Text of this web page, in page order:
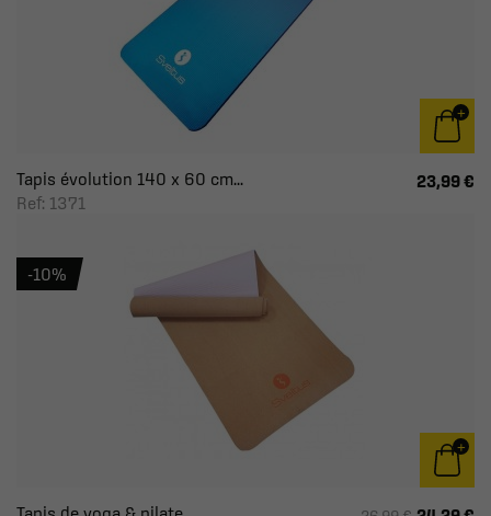
Tapis évolution 140 x 60 cm...
Ref: 1371
23,99 €
-10%